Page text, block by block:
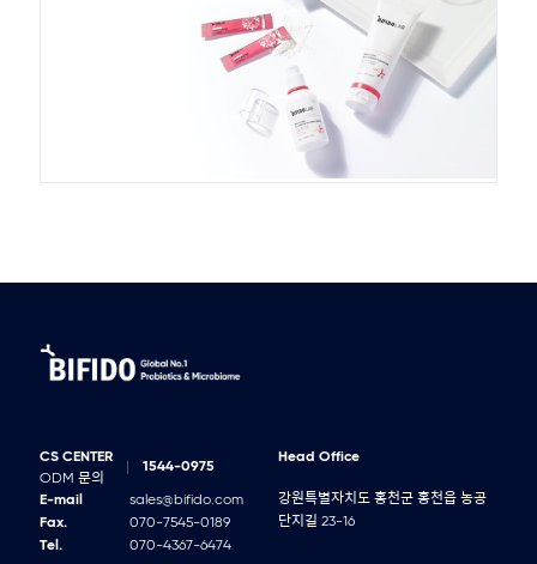
CS CENTER
ODM 문의
1544-0975
E-mail
sales@bifido.com
Fax.
070-7545-0189
Tel.
070-4367-6474
Head Office
강원특별자치도 홍천군 홍천읍 농공
단지길 23-16